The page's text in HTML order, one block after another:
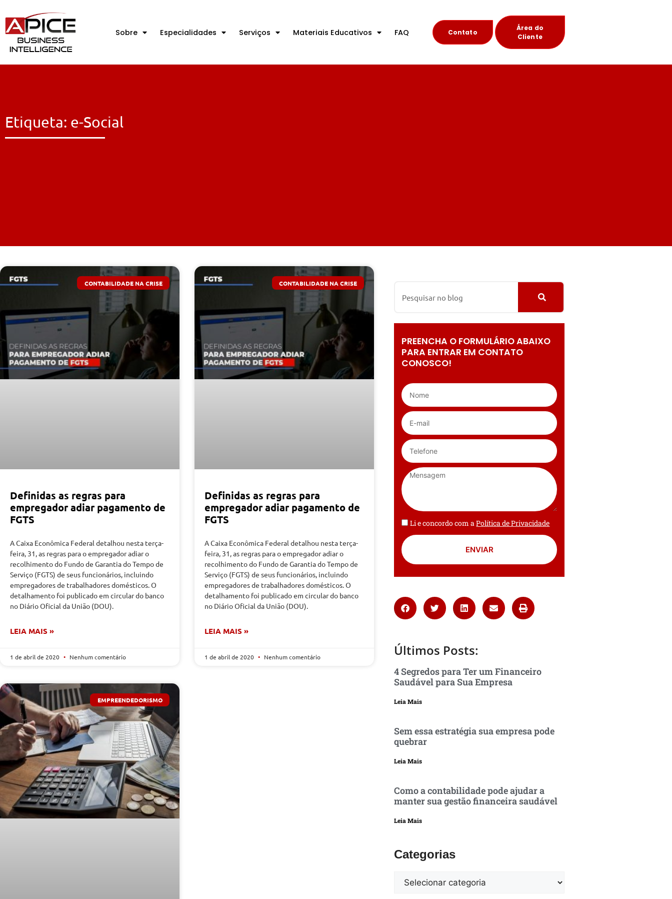
Sobre Especialidades Serviços Materiais Educativos FAQ Contato
Área do
Cliente
Etiqueta: e-Social
CONTABILIDADE NA CRISE
Definidas as regras para
empregador adiar pagamento de
FGTS
A Caixa Econômica Federal detalhou nesta terça-
feira, 31, as regras para o empregador adiar o
recolhimento do Fundo de Garantia do Tempo de
Serviço (FGTS) de seus funcionários, incluindo
empregadores de trabalhadores domésticos. O
detalhamento foi publicado em circular do banco
no Diário Oficial da União (DOU).
LEIA MAIS »
1 de abril de 2020 Nenhum comentário
CONTABILIDADE NA CRISE
Definidas as regras para
empregador adiar pagamento de
FGTS
A Caixa Econômica Federal detalhou nesta terça-
feira, 31, as regras para o empregador adiar o
recolhimento do Fundo de Garantia do Tempo de
Serviço (FGTS) de seus funcionários, incluindo
empregadores de trabalhadores domésticos. O
detalhamento foi publicado em circular do banco
no Diário Oficial da União (DOU).
LEIA MAIS »
1 de abril de 2020 Nenhum comentário
EMPREENDEDORISMO
PREENCHA O FORMULÁRIO ABAIXO
PARA ENTRAR EM CONTATO
CONOSCO!
Li e concordo com aPolítica de Privacidade
ENVIAR
Últimos Posts:
4 Segredos para Ter um Financeiro
Saudável para Sua Empresa
Leia Mais
Sem essa estratégia sua empresa pode
quebrar
Leia Mais
Como a contabilidade pode ajudar a
manter sua gestão financeira saudável
Leia Mais
Categorias